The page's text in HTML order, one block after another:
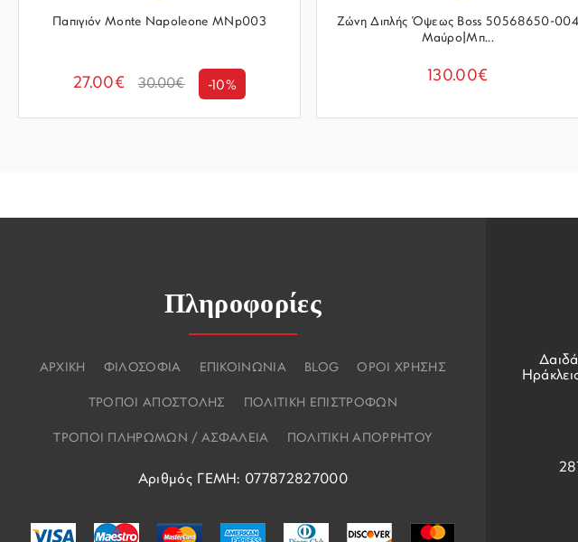
Παπιγιόν Monte Napoleone MNp003
27.00€ 30.00€ -10%
Ζώνη Διπλής Όψεως Boss 50568650-004
Μαύρο|Μπ...
130.00€
Πληροφορίες
ΑΡΧΙΚΗ ΦΙΛΟΣΟΦΙΑ ΕΠΙΚΟΙΝΩΝΙΑ BLOG ΟΡΟΙ ΧΡΗΣΗΣ
ΤΡΟΠΟΙ ΑΠΟΣΤΟΛΗΣ ΠΟΛΙΤΙΚΗ ΕΠΙΣΤΡΟΦΩΝ
ΤΡΟΠΟΙ ΠΛΗΡΩΜΩΝ / ΑΣΦΑΛΕΙΑ ΠΟΛΙΤΙΚΗ ΑΠΟΡΡΗΤΟΥ
Αριθμός ΓΕΜΗ: 077872827000